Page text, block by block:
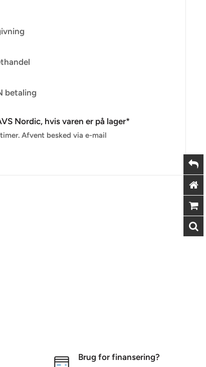
betaling
Nordic, hvis varen er på lager*
Afvent besked via e-mail
Brug for finansering?